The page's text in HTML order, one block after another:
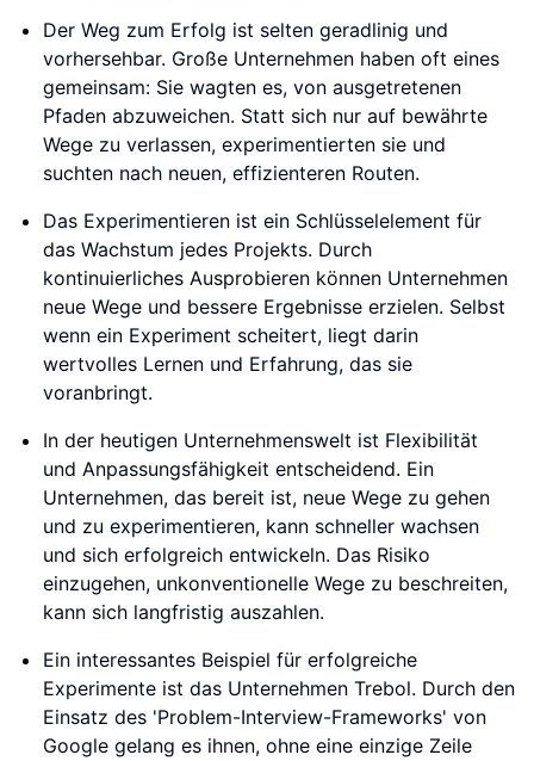
Der Weg zum Erfolg ist selten geradlinig und
vorhersehbar. Große Unternehmen haben oft eines
gemeinsam: Sie wagten es, von ausgetretenen
Pfaden abzuweichen. Statt sich nur auf bewährte
Wege zu verlassen, experimentierten sie und
suchten nach neuen, effizienteren Routen.
Das Experimentieren ist ein Schlüsselelement für
das Wachstum jedes Projekts. Durch
kontinuierliches Ausprobieren können Unternehmen
neue Wege und bessere Ergebnisse erzielen. Selbst
wenn ein Experiment scheitert, liegt darin
wertvolles Lernen und Erfahrung, das sie
voranbringt.
In der heutigen Unternehmenswelt ist Flexibilität
und Anpassungsfähigkeit entscheidend. Ein
Unternehmen, das bereit ist, neue Wege zu gehen
und zu experimentieren, kann schneller wachsen
und sich erfolgreich entwickeln. Das Risiko
einzugehen, unkonventionelle Wege zu beschreiten,
kann sich langfristig auszahlen.
Ein interessantes Beispiel für erfolgreiche
Experimente ist das Unternehmen Trebol. Durch den
Einsatz des 'Problem-Interview-Frameworks' von
Google gelang es ihnen, ohne eine einzige Zeile